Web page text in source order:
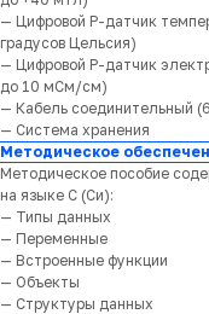
— Цифровой Р-датчик
градусов Цельсия)
— Цифровой Р-датчик
до 10 мСм/см)
— Кабель соединительный
— Система хранения
Методическое
Методическое пособие
на языке С (Cи):
— Типы данных
— Переменные
— Встроенные функции
— Объекты
— Структуры данных